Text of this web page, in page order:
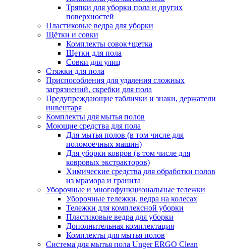
Тряпки для уборки пола и других
поверхностей
Пластиковые ведра для уборки
Щётки и совки
Комплекты совок+щетка
Щетки для пола
Совки для улиц
Стяжки для пола
Приспособления для удаления сложных
загрязнений, скребки для пола
Предупреждающие таблички и знаки, держатели
инвентаря
Комплекты для мытья полов
Моющие средства для пола
Для мытья полов (в том числе для
поломоечных машин)
Для уборки ковров (в том числе для
ковровых экстракторов)
Химические средства для обработки полов
из мрамора и гранита
Уборочные и многофункциональные тележки
Уборочные тележки, ведра на колесах
Тележки для комплексной уборки
Пластиковые ведра для уборки
Дополнительная комплектация
Комплекты для мытья полов
Система для мытья пола Unger ERGO Clean